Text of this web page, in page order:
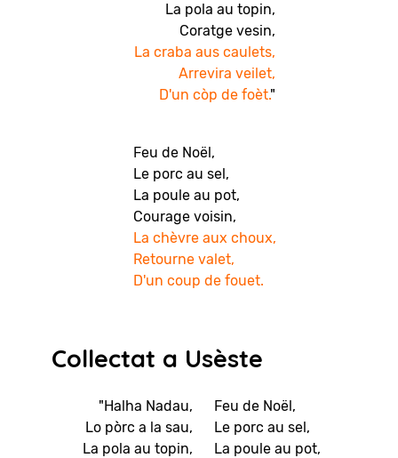
La pola au topin,
Coratge vesin,
La craba aus caulets,
Arrevira veilet,
D'un còp de foèt."
Feu de Noël,
Le porc au sel,
La poule au pot,
Courage voisin,
La chèvre aux choux,
Retourne valet,
D'un coup de fouet.
Collectat a Usèste
"Halha Nadau,
Lo pòrc a la sau,
La pola au topin,
Feu de Noël,
Le porc au sel,
La poule au pot,